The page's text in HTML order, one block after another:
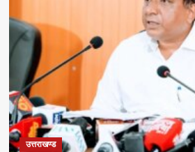
उत्तराखण्ड